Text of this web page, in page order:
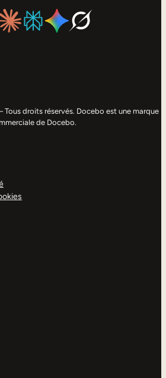
droits réservés. Docebo est une marque
de Docebo.